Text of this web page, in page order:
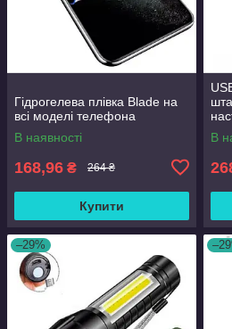
Гідрогелева плівка Blade на
всі моделі телефона
В наявності
168,96 ₴ 264 ₴
Купити
В
–29%